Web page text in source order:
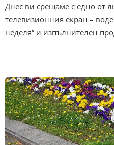
Днес ви срещаме с едно от
телевизионния екран –
неделя“ и изпълнителен